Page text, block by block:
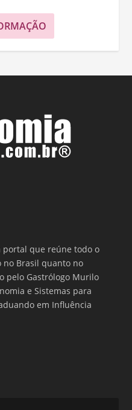
que reúne todo o
no Brasil quanto no
pelo Gastrólogo Murilo
e Sistemas para
em Influência